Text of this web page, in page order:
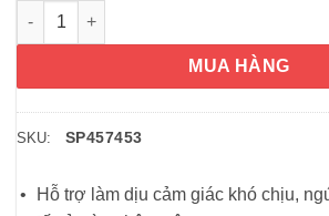
Viên đặt trĩ Preparation H Hemorrhoidal
MUA HÀNG
SKU: SP457453
Hỗ trợ làm dịu cảm giác khó chịu,